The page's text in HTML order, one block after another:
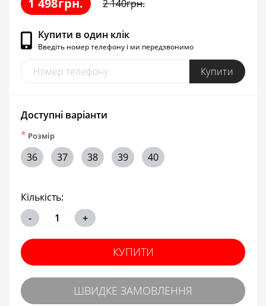
2 140грн.
Купити в один клік
Введіть номер телефону і ми передзвонимо
Купити
Доступні варіанти
* Розмір
36 37 38 39 40
Кількість:
-
+
КУПИТИ
ШВИДКЕ ЗАМОВЛЕННЯ